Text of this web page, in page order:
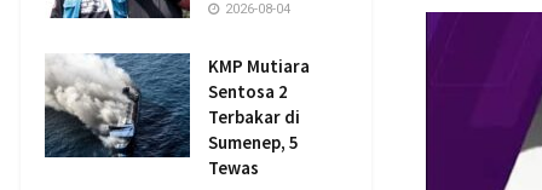
2026-08-04
KMP Mutiara
Sentosa 2
Terbakar di
Sumenep, 5
Tewas